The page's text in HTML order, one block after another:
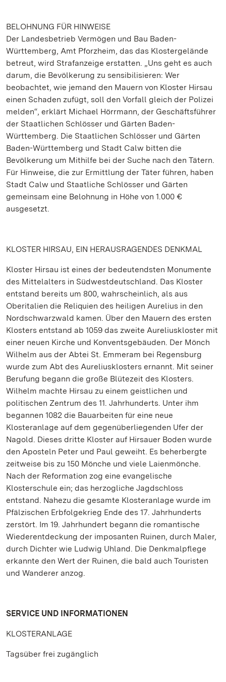
BELOHNUNG FÜR HINWEISE
Der Landesbetrieb Vermögen und Bau Baden-
Württemberg, Amt Pforzheim, das das Klostergelände
betreut, wird Strafanzeige erstatten. „Uns geht es auch
darum, die Bevölkerung zu sensibilisieren: Wer
beobachtet, wie jemand den Mauern von Kloster Hirsau
einen Schaden zufügt, soll den Vorfall gleich der Polizei
melden“, erklärt Michael Hörrmann, der Geschäftsführer
der Staatlichen Schlösser und Gärten Baden-
Württemberg. Die Staatlichen Schlösser und Gärten
Baden-Württemberg und Stadt Calw bitten die
Bevölkerung um Mithilfe bei der Suche nach den Tätern.
Für Hinweise, die zur Ermittlung der Täter führen, haben
Stadt Calw und Staatliche Schlösser und Gärten
gemeinsam eine Belohnung in Höhe von 1.000 €
ausgesetzt.
KLOSTER HIRSAU, EIN HERAUSRAGENDES DENKMAL
Kloster Hirsau ist eines der bedeutendsten Monumente
des Mittelalters in Südwestdeutschland. Das Kloster
entstand bereits um 800, wahrscheinlich, als aus
Oberitalien die Reliquien des heiligen Aurelius in den
Nordschwarzwald kamen. Über den Mauern des ersten
Klosters entstand ab 1059 das zweite Aureliuskloster mit
einer neuen Kirche und Konventsgebäuden. Der Mönch
Wilhelm aus der Abtei St. Emmeram bei Regensburg
wurde zum Abt des Aureliusklosters ernannt. Mit seiner
Berufung begann die große Blütezeit des Klosters.
Wilhelm machte Hirsau zu einem geistlichen und
politischen Zentrum des 11. Jahrhunderts. Unter ihm
begannen 1082 die Bauarbeiten für eine neue
Klosteranlage auf dem gegenüberliegenden Ufer der
Nagold. Dieses dritte Kloster auf Hirsauer Boden wurde
den Aposteln Peter und Paul geweiht. Es beherbergte
zeitweise bis zu 150 Mönche und viele Laienmönche.
Nach der Reformation zog eine evangelische
Klosterschule ein; das herzogliche Jagdschloss
entstand. Nahezu die gesamte Klosteranlage wurde im
Pfälzischen Erbfolgekrieg Ende des 17. Jahrhunderts
zerstört. Im 19. Jahrhundert begann die romantische
Wiederentdeckung der imposanten Ruinen, durch Maler,
durch Dichter wie Ludwig Uhland. Die Denkmalpflege
erkannte den Wert der Ruinen, die bald auch Touristen
und Wanderer anzog.
SERVICE UND INFORMATIONEN
KLOSTERANLAGE
Tagsüber frei zugänglich